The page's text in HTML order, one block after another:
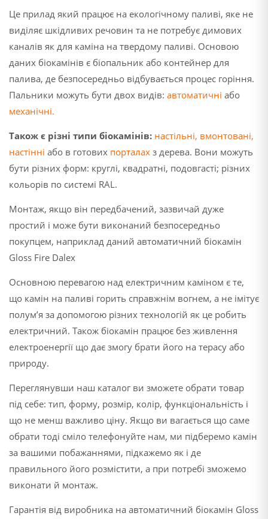
Це прилад який працює на екологічному паливі, яке не
виділяє шкідливих речовин та не потребує димових
каналів як для каміна на твердому паливі. Основою
даних біокамінів є біопальник або контейнер для
палива, де безпосередньо відбувається процес горіння.
Пальники можуть бути двох видів: автоматичні або
механічні.
Також є різні типи біокамінів: настільні, вмонтовані,
настінні або в готових порталах з дерева. Вони можуть
бути різних форм: круглі, квадратні, подовгасті; різних
кольорів по системі RAL.
Монтаж, якщо він передбачений, зазвичай дуже
простий і може бути виконаний безпосередньо
покупцем, наприклад даний автоматичний біокамін
Gloss Fire Dalex
Основною перевагою над електричним каміном є те,
що камін на паливі горить справжнім вогнем, а не імітує
полум’я за допомогою різних технологій як це робить
електричний. Також біокамін працює без живлення
електроенергії що дає змогу брати його на терасу або
природу.
Переглянувши наш каталог ви зможете обрати товар
під себе: тип, форму, розмір, колір, функціональність і
що не менш важливо ціну. Якщо ви вагається що саме
обрати тоді сміло телефонуйте нам, ми підберемо камін
за вашими побажаннями, підкажемо як і де
правильного його розмістити, а при потребі зможемо
виконати й монтаж.
Гарантія від виробника на автоматичний біокамін Gloss